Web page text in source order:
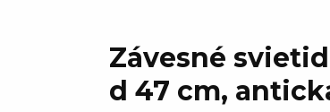
Závesné
d 47 cm,